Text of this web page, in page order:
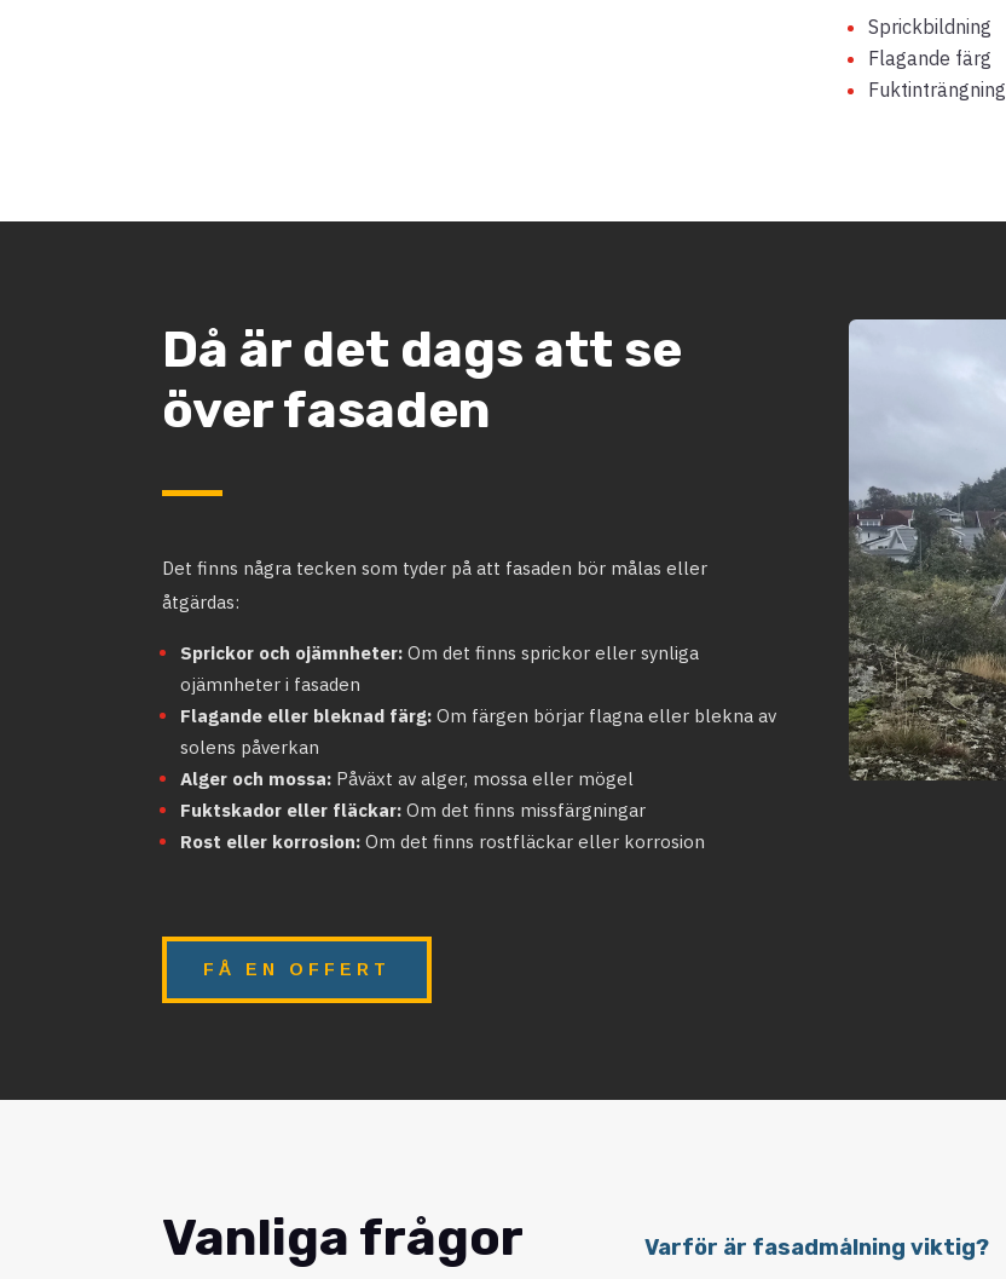
Sprickbildning
Flagande färg
Fuktinträngning
Då är det dags att se
över fasaden
Det finns några tecken som tyder på att fasaden bör målas eller
åtgärdas:
Sprickor och ojämnheter: Om det finns sprickor eller synliga
ojämnheter i fasaden
Flagande eller bleknad färg: Om färgen börjar flagna eller blekna av
solens påverkan
Alger och mossa: Påväxt av alger, mossa eller mögel
Fuktskador eller fläckar: Om det finns missfärgningar
Rost eller korrosion: Om det finns rostfläckar eller korrosion
FÅ EN OFFERT
Vanliga frågor Varför är fasadmålning viktig?